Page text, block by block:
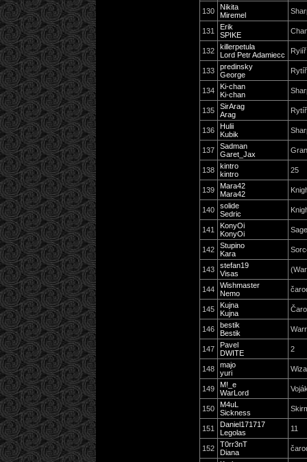
130
Nikita
Miremel
131
Erik
SPIKE
132
killerpetula
Lord Petr Adamiecc
Ryiíř
133
predinsky
George
Rytíř
134
Ki-chan
Ki-chan
135
SirArag
Arag
Rytíř
136
Hulii
Kubik
137
Sadman
Garet_Jax
138
kintro
kintro
25
139
Mara42
Mara42
140
solide
Sedric
141
KonyOi
KonyOi
142
Stupino
Kara
143
stefan19
Visas
144
Wishmaster
Nemo
145
Kujna
Kujna
146
bestik
Bestik
147
Pavel
DWITE
2
148
majo
yuri
149
M!_e
WarLord
150
M4uL
Sickness
151
Daniel171717
Legolas
11
152
T0rr3nT
Diana